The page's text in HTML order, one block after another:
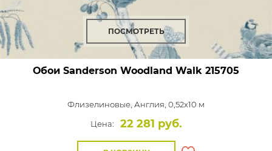
ПОСМОТРЕТЬ
Обои Sanderson Woodland Walk 215705
Флизелиновые, Англия, 0,52x10 м
Цена:
22 281 руб.